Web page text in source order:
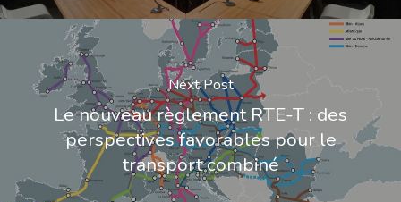
Next Post
Le nouveau règlement RTE-T : des
perspectives favorables pour le
transport combiné